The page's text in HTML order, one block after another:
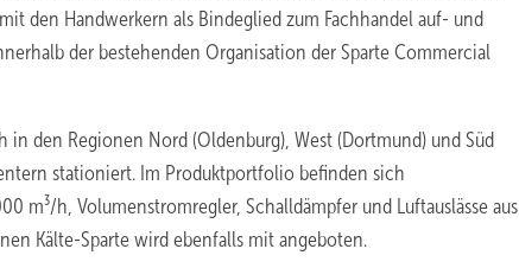
den Handwerkern als Bindeglied zum Fachhandel auf- und
der bestehenden Organisation der Sparte Commercial
in den Regionen Nord (Oldenburg), West (Dortmund) und Süd
stationiert. Im Produktportfolio befinden sich
m³/h, Volumenstromregler, Schalldämpfer und Luftauslässe aus
Kälte-Sparte wird ebenfalls mit angeboten.